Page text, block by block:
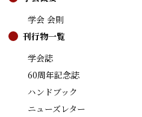
学会 会則
刊行物一覧
学会誌
60周年記念誌
ハンドブック
ニューズレター